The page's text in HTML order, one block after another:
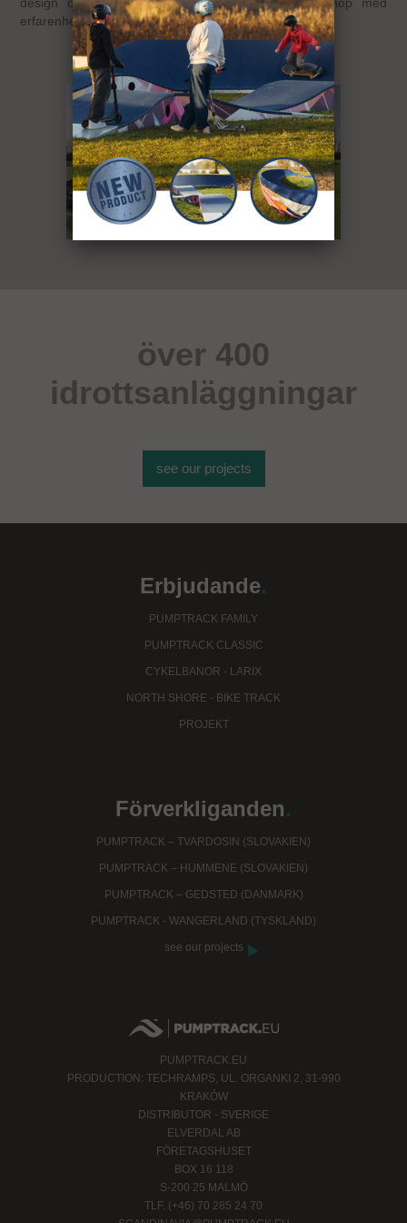
erfarenhet.
över 400
idrottsanläggningar
see our projects
Erbjudande.
PUMPTRACK FAMILY
PUMPTRACK CLASSIC
CYKELBANOR - LARIX
NORTH SHORE - BIKE TRACK
PROJEKT
Förverkliganden.
PUMPTRACK – TVARDOSIN (SLOVAKIEN)
PUMPTRACK – HUMMENE (SLOVAKIEN)
PUMPTRACK – GEDSTED (DANMARK)
PUMPTRACK - WANGERLAND (TYSKLAND)
see our projects
PUMPTRACK.EU
PRODUCTION: TECHRAMPS, UL. ORGANKI 2, 31-990
KRAKÓW
DISTRIBUTOR - SVERIGE
ELVERDAL AB
FÖRETAGSHUSET
BOX 16 118
S-200 25 MALMÖ
TLF. (+46) 70 285 24 70